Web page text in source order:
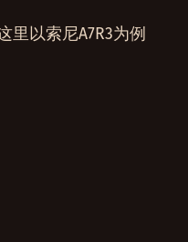
里以索尼A7R3为例